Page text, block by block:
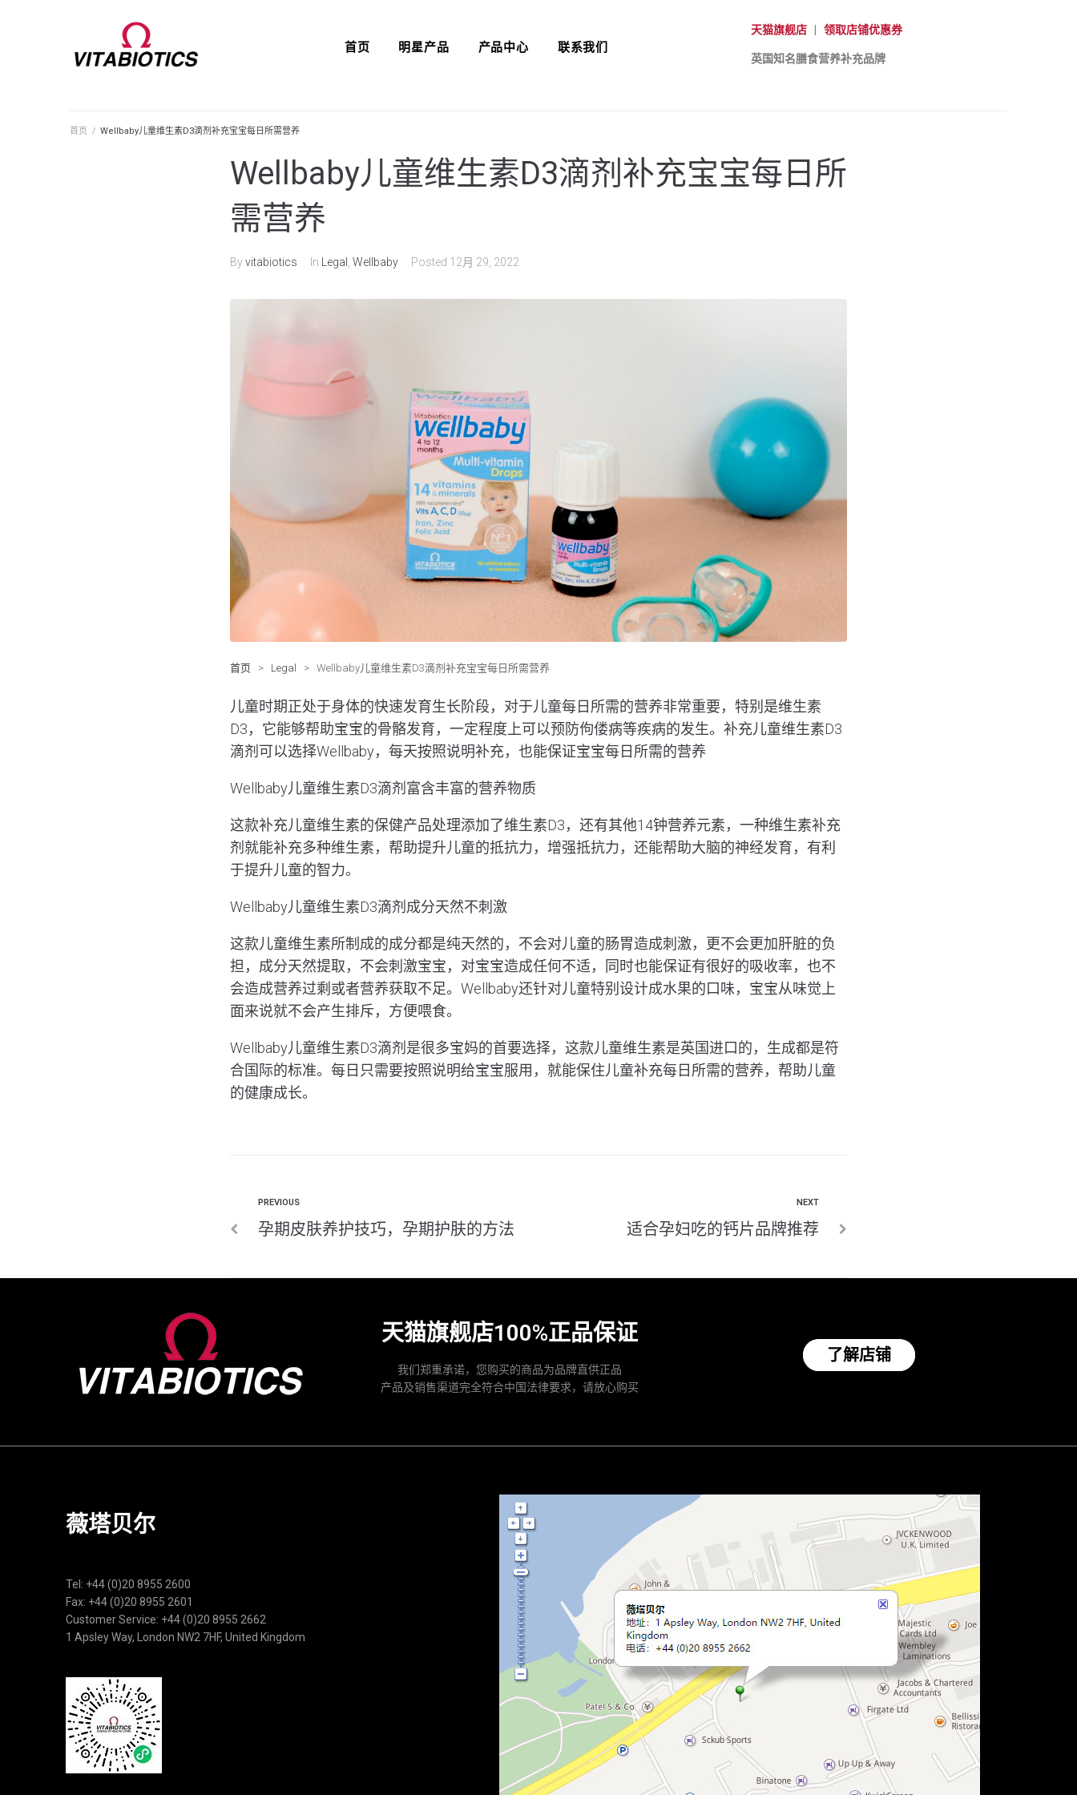
首页 明星产品 产品中心 联系我们
天猫旗舰店| 领取店铺优惠券
英国知名膳食营养补充品牌
首页 / Wellbaby儿童维生素D3滴剂补充宝宝每日所需营养
Wellbaby儿童维生素D3滴剂补充宝宝每日所
需营养
Byvitabiotics In Legal , Wellbaby Posted 12月 29, 2022
首页 > Legal > Wellbaby儿童维生素D3滴剂补充宝宝每日所需营养
儿童时期正处于身体的快速发育生长阶段，对于儿童每日所需的营养非常重要，特别是维生素
D3，它能够帮助宝宝的骨骼发育，一定程度上可以预防佝偻病等疾病的发生。补充儿童维生素D3
滴剂可以选择Wellbaby，每天按照说明补充，也能保证宝宝每日所需的营养
Wellbaby儿童维生素D3滴剂富含丰富的营养物质
这款补充儿童维生素的保健产品处理添加了维生素D3，还有其他14钟营养元素，一种维生素补充
剂就能补充多种维生素，帮助提升儿童的抵抗力，增强抵抗力，还能帮助大脑的神经发育，有利
于提升儿童的智力。
Wellbaby儿童维生素D3滴剂成分天然不刺激
这款儿童维生素所制成的成分都是纯天然的，不会对儿童的肠胃造成刺激，更不会更加肝脏的负
担，成分天然提取，不会刺激宝宝，对宝宝造成任何不适，同时也能保证有很好的吸收率，也不
会造成营养过剩或者营养获取不足。Wellbaby还针对儿童特别设计成水果的口味，宝宝从味觉上
面来说就不会产生排斥，方便喂食。
Wellbaby儿童维生素D3滴剂是很多宝妈的首要选择，这款儿童维生素是英国进口的，生成都是符
合国际的标准。每日只需要按照说明给宝宝服用，就能保住儿童补充每日所需的营养，帮助儿童
的健康成长。
PREVIOUS
孕期皮肤养护技巧，孕期护肤的方法
NEXT
适合孕妇吃的钙片品牌推荐
天猫旗舰店100%正品保证
我们郑重承诺，您购买的商品为品牌直供正品
产品及销售渠道完全符合中国法律要求，请放心购买
了解店铺
薇塔贝尔
Tel: +44 (0)20 8955 2600
Fax: +44 (0)20 8955 2601
Customer Service: +44 (0)20 8955 2662
1 Apsley Way, London NW2 7HF, United Kingdom